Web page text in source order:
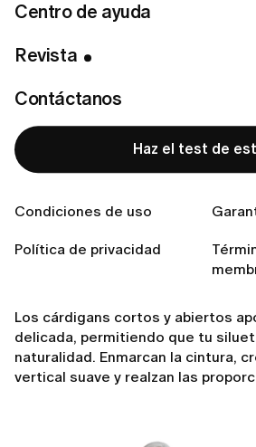
Centro de ayuda
Revista
Contáctanos
Haz el test de
Condiciones de uso
Política de privacidad
Fluidez suave frente a estructura
Los cárdigans cortos y abiertos
delicada, permitiendo que tu
naturalidad. Enmarcan la cintura,
vertical suave y realzan las
Tabla de Contenidos
Conecta con nosotras
¿Lista para encontrar tu